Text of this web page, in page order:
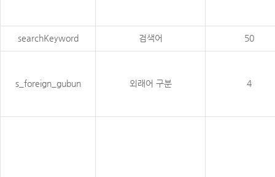
searchKeyword 검색어 50
s_foreign_gubun 외래어 구분 4